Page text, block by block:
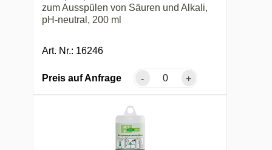
zum Ausspülen von Säuren und Alkali,
pH-neutral, 200 ml
Art. Nr.: 16246
Preis auf Anfrage - +